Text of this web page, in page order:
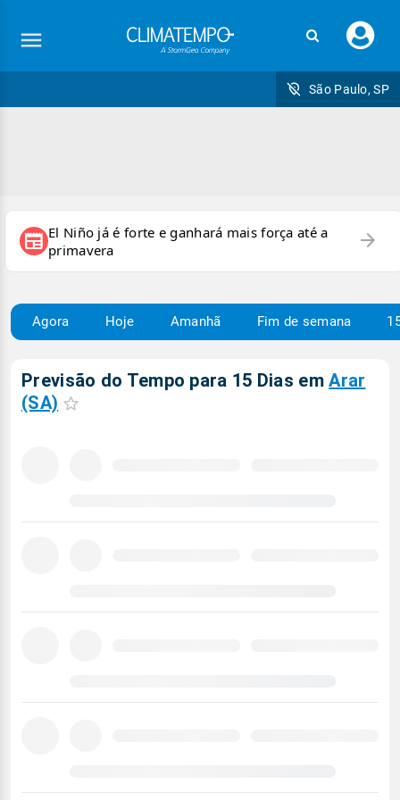
seu
São Paulo, SP
newspaper El Niño já é forte e ganhará mais força até a
primavera
arrow_forward
Agora Hoje Amanhã Fim de semana
Previsão do Tempo para 15 Dias emArar
(SA)